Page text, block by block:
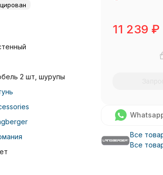
2 шт, шурупы
11 239 ₽
Все
Все